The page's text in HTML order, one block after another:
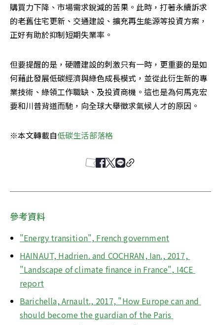
購買力下降、市場需求銳減的苦果。此時，打著永續訴求
的老舊住宅更新、交通建設、擴充再生能源等投資方案，
正好有助於抑制短期失業率。
但要提醒的是，硬體建設的刺激只有一時，更重要的是如
何藉此發展低碳經濟與綠色成長模式，並從此衍生新的專
業技術、綠領工作職缺、及投資商機。這也是為何馬克宏
要和川普背道而馳，向全球大舉徵求氣候人才的原因。
※本文轉載自低碳生活部落格
參考資料
"Energy transition", French government
HAINAUT, Hadrien. and COCHRAN, Ian., 2017,
"Landscape of climate finance in France", I4CE
report
Barichella, Arnault., 2017, "How Europe can and
should become the guardian of the Paris